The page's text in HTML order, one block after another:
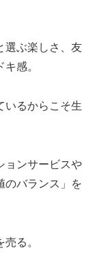
選ぶ楽しさ、友
感。
いるからこそ生
ョンサービスや
のバランス」を
る。